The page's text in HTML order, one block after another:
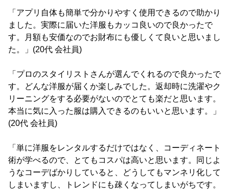
「アプリ自体も簡単で分かりやすく使用できるので助かり
ました。実際に届いた洋服もカッコ良いので良かったで
す。月額も安価なのでお財布にも優しくて良いと思いまし
た。」(20代 会社員)
「プロのスタイリストさんが選んでくれるので良かったで
す。どんな洋服が届くか楽しみでした。返却時に洗濯やク
リーニングをする必要がないのでとても楽だと思います。
本当に気に入った服は購入できるのもいいと思います。」
(20代 会社員)
「単に洋服をレンタルするだけではなく、コーディネート
術が学べるので、とてもコスパは高いと思います。同じよ
うなコーデばかりしていると、どうしてもマンネリ化して
しまいますし、トレンドにも疎くなってしまいがちです。